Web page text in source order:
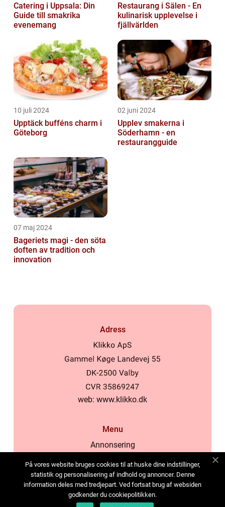
Catering i Uppsala: Din
Guide till smakrika
evenemang
Restaurang i Sälen - En
kulinarisk upplevelse i
fjällvärlden
10 juli 2024
Upptäck bufféns charm i
Göteborg
02 juni 2024
Upplev smakerna i
Söderhamn - en
restaurangguide
07 maj 2024
Bageriets magi - den söta
doften av tradition och
innovation
Adress
web: www.klikko.dk
Menu
Annonsering
Cookies
Kontakta oss
Sitemap
På vores website bruges cookies til at huske dine indstillinger,
statistik og personalisering af indhold og annoncer. Denne
information deles med tredjepart. Ved fortsat brug af websiden
godkender du cookiepolitikken.